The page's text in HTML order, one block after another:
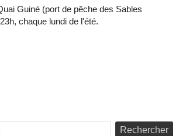
Guiné (port de pêche des Sables
chaque lundi de l'été.
Rechercher